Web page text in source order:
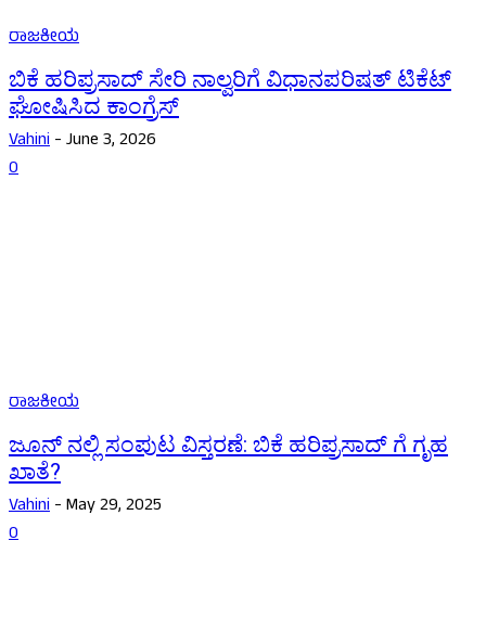
ರಾಜಕೀಯ
ಬಿಕೆ ಹರಿಪ್ರಸಾದ್ ಸೇರಿ ನಾಲ್ವರಿಗೆ ವಿಧಾನಪರಿಷತ್ ಟಿಕೆಟ್
ಘೋಷಿಸಿದ ಕಾಂಗ್ರೆಸ್
Vahini-June 3, 2026
0
ರಾಜಕೀಯ
ಜೂನ್ ನಲ್ಲಿ ಸಂಪುಟ ವಿಸ್ತರಣೆ: ಬಿಕೆ ಹರಿಪ್ರಸಾದ್ ಗೆ ಗೃಹ
ಖಾತೆ?
Vahini-May 29, 2025
0